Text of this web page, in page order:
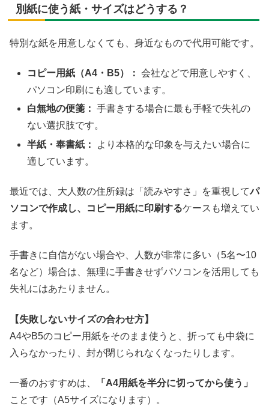
別紙に使う紙・サイズはどうする？
特別な紙を用意しなくても、身近なもので代用可能です。
コピー用紙（A4・B5）： 会社などで用意しやすく、
パソコン印刷にも適しています。
白無地の便箋： 手書きする場合に最も手軽で失礼の
ない選択肢です。
半紙・奉書紙：
より本格的な印象を与えたい場合に
適しています。
最近では、大人数の住所録は「読みやすさ」を重視してパ
ソコンで作成し、コピー用紙に印刷するケースも増えてい
ます。
手書きに自信がない場合や、人数が非常に多い（5名〜10
名など）場合は、無理に手書きせずパソコンを活用しても
失礼にはあたりません。
【失敗しないサイズの合わせ方】
A4やB5のコピー用紙をそのまま使うと、折っても中袋に
入らなかったり、封が閉じられなくなったりします。
一番のおすすめは、
「A4用紙を半分に切ってから使う」
ことです（A5サイズになります）。